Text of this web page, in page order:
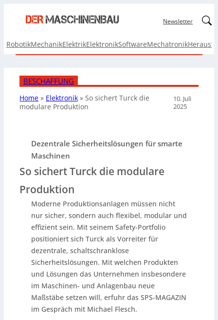
Newsletter
RobotikMechanikElektrikElektronikSoftwareMechatronik
BESCHAFFUNG
Home » Elektronik » So sichert Turck die
modulare Produktion
10. Juli
2025
Dezentrale Sicherheitslösungen für smarte
Maschinen
So sichert Turck die modulare
Produktion
Moderne Produktionsanlagen müssen nicht
nur sicher, sondern auch flexibel, modular und
effizient sein. Mit seinem Safety-Portfolio
positioniert sich Turck als Vorreiter für
dezentrale, schaltschranklose
Sicherheitslösungen. Mit welchen Produkten
und Lösungen das Unternehmen insbesondere
im Maschinen- und Anlagenbau neue
Maßstäbe setzen will, erfuhr das SPS-MAGAZIN
im Gespräch mit Michael Flesch.